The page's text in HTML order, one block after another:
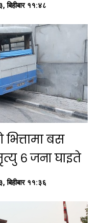
बिहीबार ११:४८
बस
६ जना घाइते
बिहीबार ११:३६